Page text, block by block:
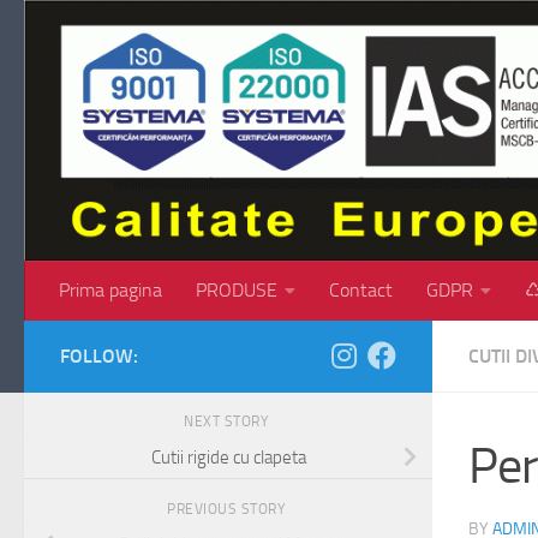
Skip to content
Prima pagina PRODUSE Contact GDPR
CUTII
BY
FOLLOW:
NEXT STORY
Cutii rigide cu clapeta
PREVIOUS STORY